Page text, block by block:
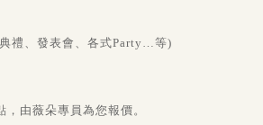
禮、發表會、各式Party…等)
由薇朵專員為您報價。